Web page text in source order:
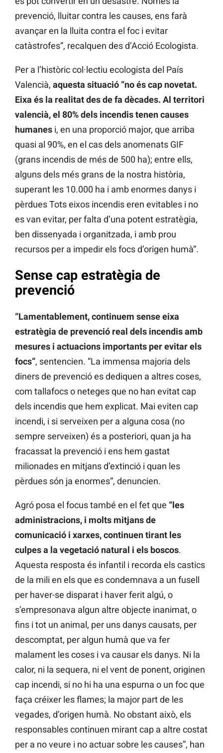
prevenció, lluitar contra les causes, ens farà
avançar en la lluita contra el foc i evitar
catàstrofes”, recalquen des d’Acció Ecologista.
Per a l’històric col·lectiu ecologista del País
Valencià, aquesta situació “no és cap novetat.
Eixa és la realitat des de fa dècades. Al territori
valencià, el 80% dels incendis tenen causes
humanes i, en una proporció major, que arriba
quasi al 90%, en el cas dels anomenats GIF
(grans incendis de més de 500 ha); entre ells,
alguns dels més grans de la nostra història,
superant les 10.000 ha i amb enormes danys i
pèrdues Tots eixos incendis eren evitables i no
es van evitar, per falta d’una potent estratègia,
ben dissenyada i organitzada, i amb prou
recursos per a impedir els focs d’origen humà”.
Sense cap estratègia de
prevenció
“Lamentablement, continuem sense eixa
estratègia de prevenció real dels incendis amb
mesures i actuacions importants per evitar els
focs”, sentencien. “La immensa majoria dels
diners de prevenció es dediquen a altres coses,
com tallafocs o neteges que no han evitat cap
dels incendis que hem explicat. Mai eviten cap
incendi, i si serveixen per a alguna cosa (no
sempre serveixen) és a posteriori, quan ja ha
fracassat la prevenció i ens hem gastat
milionades en mitjans d’extinció i quan les
pèrdues són ja enormes”, denuncien.
Agró posa el focus també en el fet que “les
administracions, i molts mitjans de
comunicació i xarxes, continuen tirant les
culpes a la vegetació natural i els boscos.
Aquesta resposta és infantil i recorda els castics
de la mili en els que es condemnava a un fusell
per haver-se disparat i haver ferit algú, o
s’empresonava algun altre objecte inanimat, o
fins i tot un animal, per uns danys causats, per
descomptat, per algun humà que va fer
malament les coses i va causar els danys. Ni la
calor, ni la sequera, ni el vent de ponent, originen
cap incendi, si no hi ha una espurna o un foc que
faça créixer les flames; la major part de les
vegades, d’origen humà. No obstant això, els
responsables continuen mirant cap a altre costat
per a no veure i no actuar sobre les causes”, han